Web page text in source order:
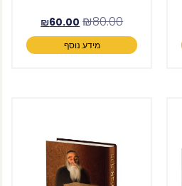
₪80.00
₪60.00
מידע נוסף